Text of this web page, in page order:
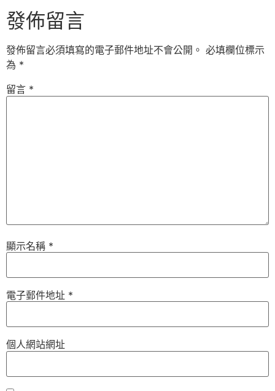
發佈留言
發佈留言必須填寫的電子郵件地址不會公開。 必填欄位標示
為 *
留言 *
顯示名稱 *
電子郵件地址 *
個人網站網址